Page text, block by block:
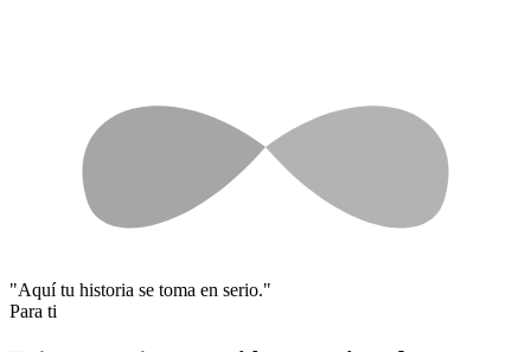
"Aquí tu historia se toma en serio."
Para ti